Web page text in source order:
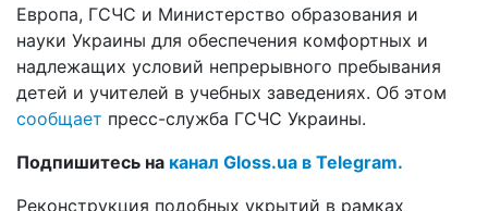
Европа, ГСЧС и Министерство образования и
науки Украины для обеспечения комфортных и
надлежащих условий непрерывного пребывания
детей и учителей в учебных заведениях. Об этом
сообщает пресс-служба ГСЧС Украины.
Подпишитесь на канал Gloss.ua в Telegram.
Реконструкция подобных укрытий в рамках